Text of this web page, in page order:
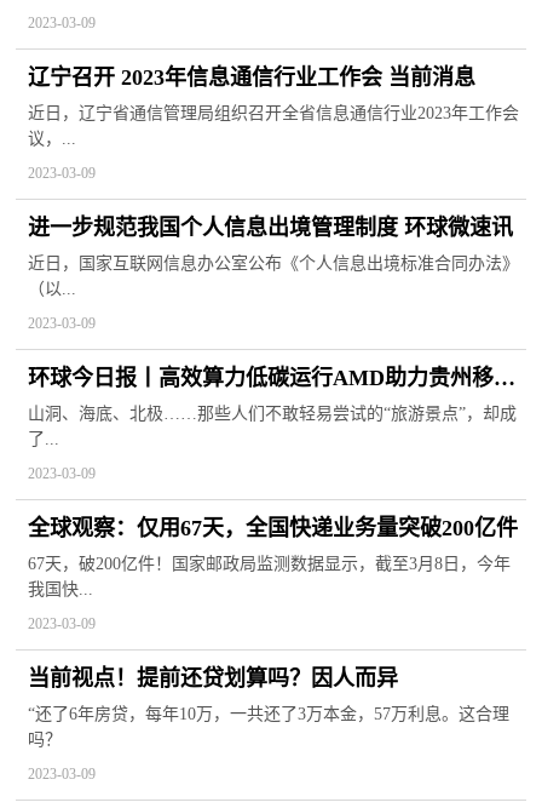
2023-03-09
辽宁召开 2023年信息通信行业工作会 当前消息
近日，辽宁省通信管理局组织召开全省信息通信行业2023年工作会
议，...
2023-03-09
进一步规范我国个人信息出境管理制度 环球微速讯
近日，国家互联网信息办公室公布《个人信息出境标准合同办法》
（以...
2023-03-09
环球今日报丨高效算力低碳运行AMD助力贵州移动
构建未来数据中心
山洞、海底、北极……那些人们不敢轻易尝试的“旅游景点”，却成
了...
2023-03-09
全球观察：仅用67天，全国快递业务量突破200亿件
67天，破200亿件！国家邮政局监测数据显示，截至3月8日，今年
我国快...
2023-03-09
当前视点！提前还贷划算吗？因人而异
“还了6年房贷，每年10万，一共还了3万本金，57万利息。这合理
吗？
2023-03-09